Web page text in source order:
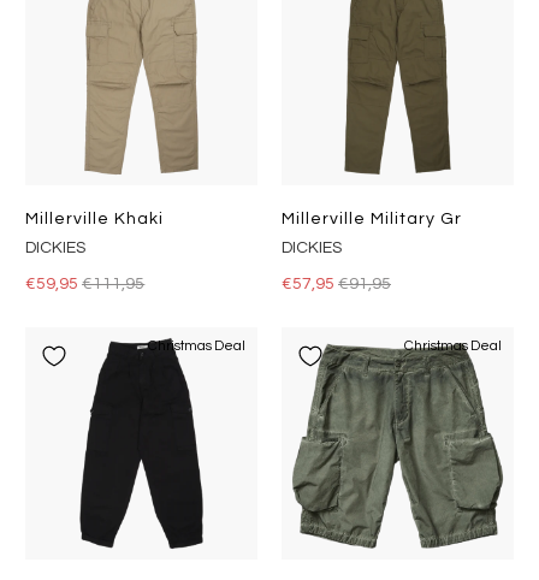
Millerville Khaki
DICKIES
€59,95€111,95
Millerville Military Gr
DICKIES
€57,95 €91,95
Christmas Deal Christmas Deal